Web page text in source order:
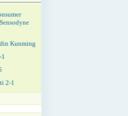
Kunming
1
2-1